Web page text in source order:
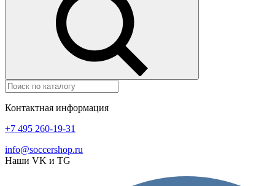
Контактная информация
+7 495 260-19-31
info@soccershop.ru
Наши VK и TG